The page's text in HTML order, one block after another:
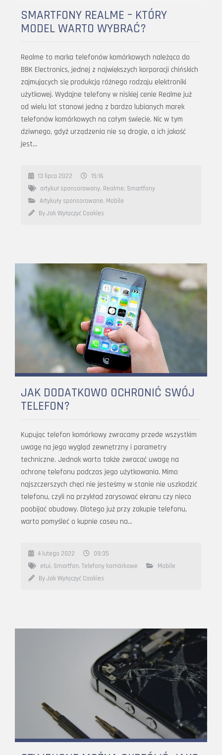
SMARTFONY REALME – KTÓRY
MODEL WARTO WYBRAĆ?
Realme to marka telefonów komórkowych należąca do
BBK Electronics, jednej z największych korporacji chińskich
zajmujących się produkcją różnego rodzaju elektroniki
użytkowej. Wydajne telefony w niskiej cenie Realme już
od wielu lat stanowi jedną z bardzo lubianych marek
telefonów komórkowych na całym świecie. Nic w tym
dziwnego, gdyż urządzenia nie są drogie, a ich jakość
jest…
13 lipca 2022
15:16
artykuł sponsorowany, Realme, Smartfony
Artykuły sponsorowane, Mobile
By Jak Wyłączyć Cookies
JAK DODATKOWO OCHRONIĆ SWÓJ
TELEFON?
Kupując telefon komórkowy zwracamy przede wszystkim
uwagę na jego wygląd zewnętrzny i parametry
techniczne. Jednak warto także zwracać uwagę na
ochronę telefonu podczas jego użytkowania. Mimo
najszczerszych chęci nie jesteśmy w stanie nie uszkodzić
telefonu, czyli na przykład zarysować ekranu czy nieco
poobijać obudowy. Dlatego już przy zakupie telefonu,
warto pomyśleć o kupnie caseu na…
4 lutego 2022
09:35
etui, Smartfon, Telefony komórkowe
Mobile
By Jak Wyłączyć Cookies